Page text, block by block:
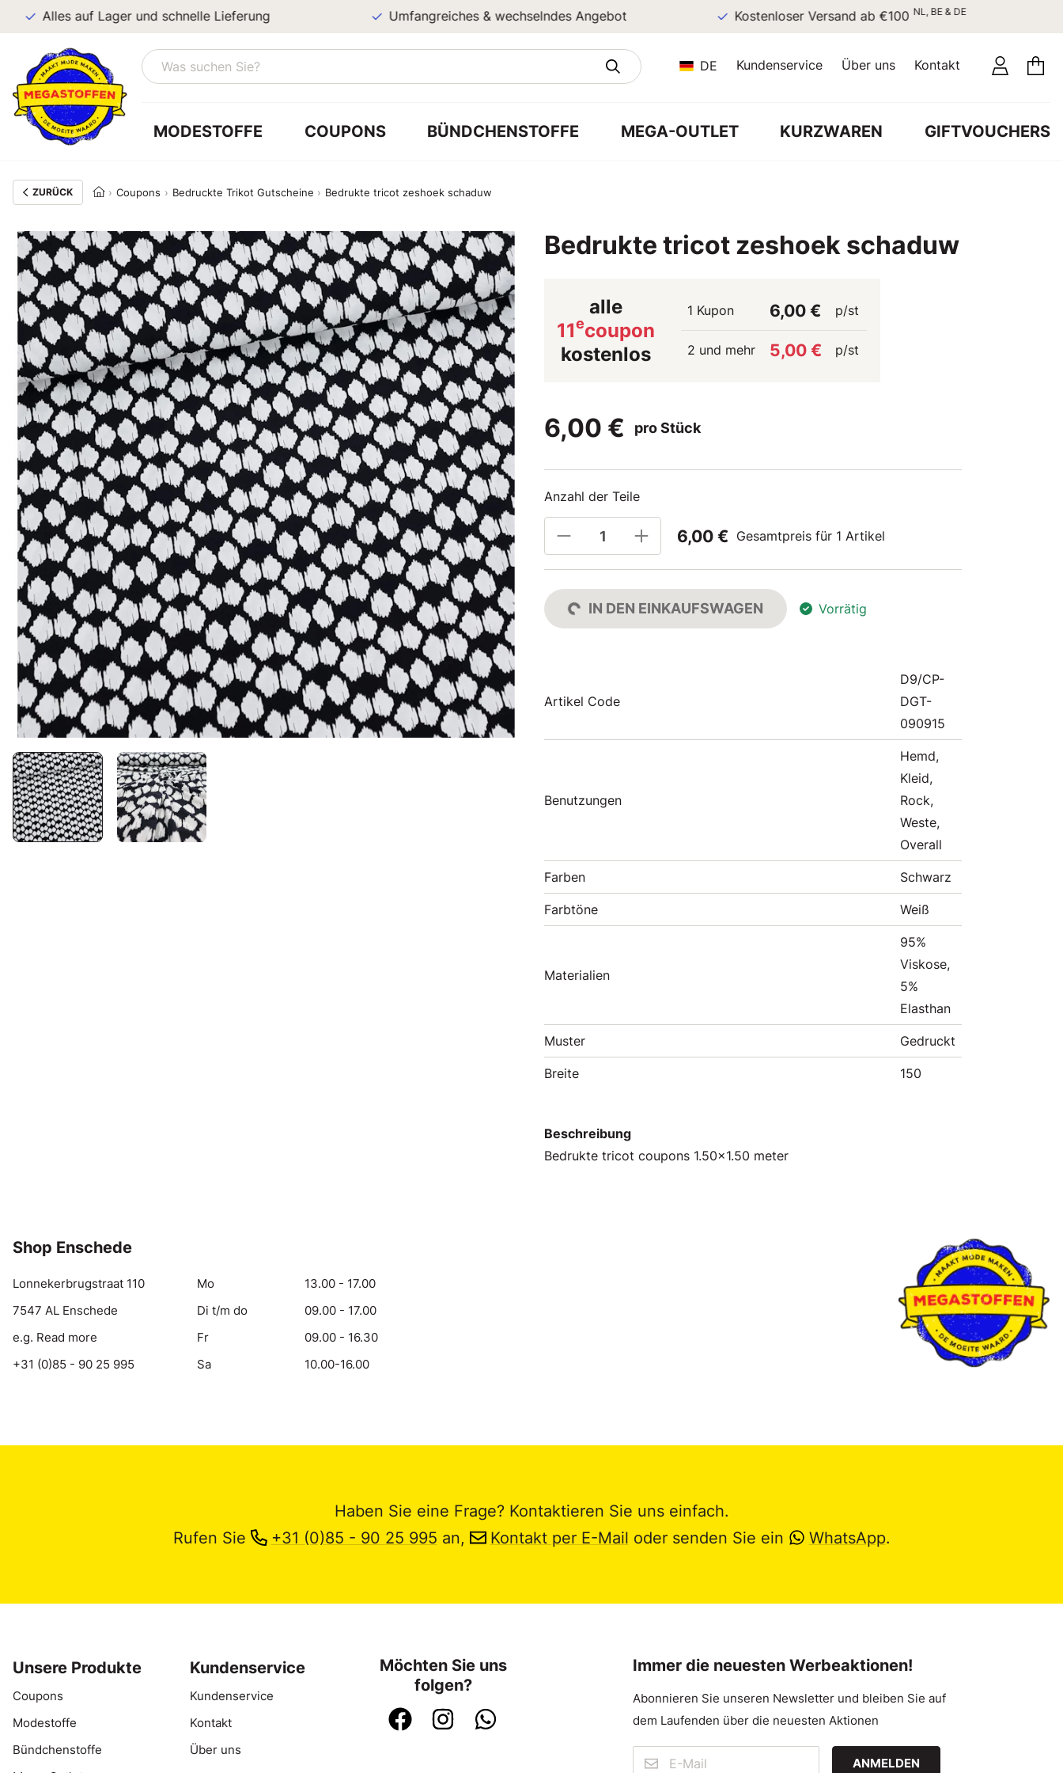
Alles auf Lager und schnelle Lieferung Umfangreiches & wechselndes Angebot Kostenloser Versand ab €100 NL, BE & DE
DE Kundenservice Über uns Kontakt
MODESTOFFE COUPONS BÜNDCHENSTOFFE MEGA-OUTLET KURZWAREN GIFTVOUCHERS
ZURÜCK Coupons Bedruckte Trikot Gutscheine Bedrukte tricot zeshoek schaduw
Bedrukte tricot zeshoek schaduw
alle
11ecoupon
kostenlos
1 Kupon 6,00 € p/st
2 und mehr 5,00 € p/st
6,00 € pro Stück
Anzahl der Teile
6,00 € Gesamtpreis für 1 Artikel
IN DEN EINKAUFSWAGEN Vorrätig
Artikel Code
D9/CP-
DGT-
090915
Benutzungen
Hemd,
Kleid,
Rock,
Weste,
Overall
Farben Schwarz
Farbtöne Weiß
Materialien
95%
Viskose,
5%
Elasthan
Muster Gedruckt
Breite 150
Beschreibung
Bedrukte tricot coupons 1.50x1.50 meter
Shop Enschede
Lonnekerbrugstraat 110
7547 AL Enschede
e.g. Read more
+31 (0)85 - 90 25 995
Mo
13.00 - 17.00
Di t/m do
09.00 - 17.00
Fr
09.00 - 16.30
Sa
10.00-16.00
Haben Sie eine Frage? Kontaktieren Sie uns einfach.
Rufen Sie
+31 (0)85 - 90 25 995 an, Kontakt per E-Mail oder senden Sie ein WhatsApp.
Unsere Produkte
Coupons
Modestoffe
Bündchenstoffe
Kundenservice
Kundenservice
Kontakt
Über uns
Möchten Sie uns
folgen?
Immer die neuesten Werbeaktionen!
Abonnieren Sie unseren Newsletter und bleiben Sie auf
dem Laufenden über die neuesten Aktionen
ANMELDEN